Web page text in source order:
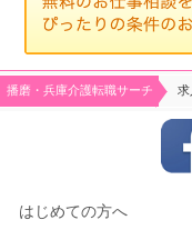
播磨・兵庫介護転職サーチ 求
はじめての方へ